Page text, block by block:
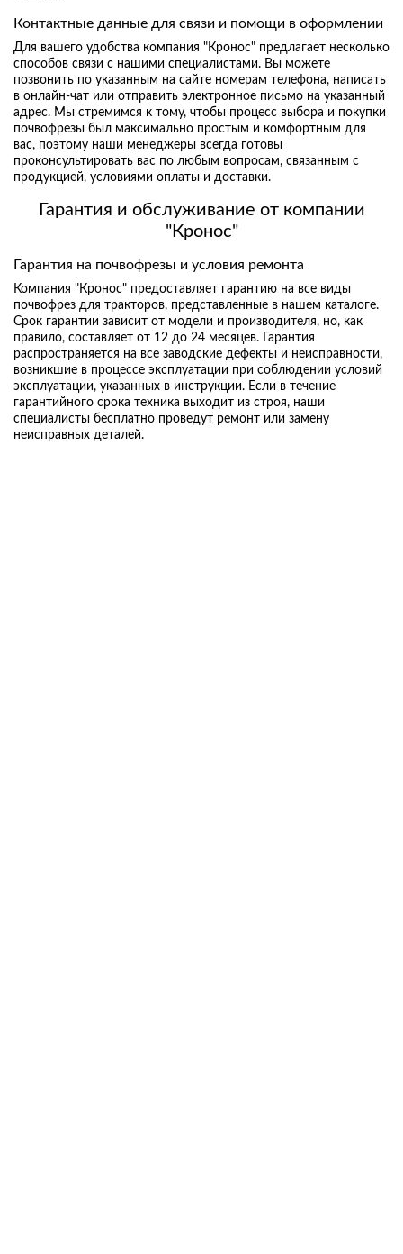
Контактные данные для связи и помощи в оформлении
Для вашего удобства компания "Кронос" предлагает несколько
способов связи с нашими специалистами. Вы можете
позвонить по указанным на сайте номерам телефона, написать
в онлайн-чат или отправить электронное письмо на указанный
адрес. Мы стремимся к тому, чтобы процесс выбора и покупки
почвофрезы был максимально простым и комфортным для
вас, поэтому наши менеджеры всегда готовы
проконсультировать вас по любым вопросам, связанным с
продукцией, условиями оплаты и доставки.
Гарантия и обслуживание от компании
"Кронос"
Гарантия на почвофрезы и условия ремонта
Компания "Кронос" предоставляет гарантию на все виды
почвофрез для тракторов, представленные в нашем каталоге.
Срок гарантии зависит от модели и производителя, но, как
правило, составляет от 12 до 24 месяцев. Гарантия
распространяется на все заводские дефекты и неисправности,
возникшие в процессе эксплуатации при соблюдении условий
эксплуатации, указанных в инструкции. Если в течение
гарантийного срока техника выходит из строя, наши
специалисты бесплатно проведут ремонт или замену
неисправных деталей.